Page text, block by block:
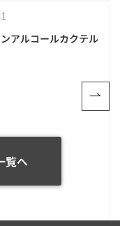
アルコールカクテル
覧へ